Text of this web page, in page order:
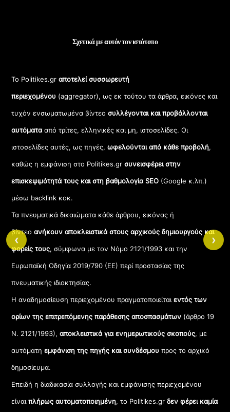
Σχετικά με αυτόν τον ιστότοπο
Το Politikes.grαποτελεί συσσωρευτή
περιεχομένου (aggregator), ως εκ τούτου τα άρθρα, εικόνες και
τυχόν ενσωματωμένα βίντεοσυλλέγονται και προβάλλονται
αυτόματααπό τρίτες, ελληνικές και μη, ιστοσελίδες. Οι
ιστοσελίδες αυτές, ως πηγές,ωφελούνται από κάθε προβολή,
καθώς η εμφάνιση στο Politikes.gr συνεισφέρει στην
επισκεψιμότητά τους και στη βαθμολογία SEO (Google κ.λπ.)
μέσω backlink κοκ.
Τα πνευματικά δικαιώματα κάθε άρθρου, εικόνας ή
βίντεοανήκουν αποκλειστικά στους αρχικούς δημιουργούς και
φορείς τους, σύμφωνα με τον Νόμο 2121/1993 και την
Ευρωπαϊκή Οδηγία 2019/790 (ΕΕ) περί προστασίας της
πνευματικής ιδιοκτησίας.
Η αναδημοσίευση περιεχομένου πραγματοποιείταιεντός των
ορίων της επιτρεπόμενης παράθεσης αποσπασμάτων (άρθρο 19
Ν. 2121/1993), αποκλειστικά για ενημερωτικούς σκοπούς, με
αυτόματηεμφάνιση της πηγής και συνδέσμου προς το αρχικό
δημοσίευμα.
Επειδή η διαδικασία συλλογής και εμφάνισης περιεχομένου
είναιπλήρως αυτοματοποιημένη, το Politikes.grδεν φέρει καμία
‹ ›